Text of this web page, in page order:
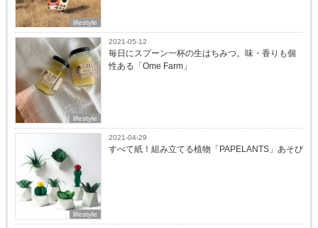
lifestyle
lifestyle
2021-05-12
毎日にスプーン一杯の生はちみつ。味・香りも個
性ある「Ome Farm」
lifestyle
2021-04-29
すべて紙！組み立てる植物「PAPELANTS」あそび